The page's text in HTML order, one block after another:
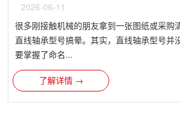
2026-06-11
很多刚接触机械的朋友拿到一张图纸或采购
直线轴承型号搞晕。其实，直线轴承型号并
要掌握了命名...
了解详情 →